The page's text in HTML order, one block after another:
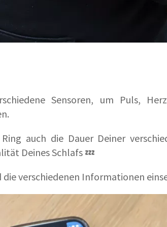
Sensoren, um Puls,
auch die Dauer Deiner
Deines Schlafs 💤
verschiedenen Informationen